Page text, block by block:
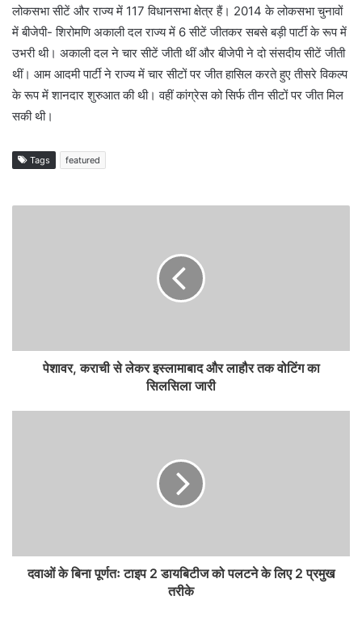
लोकसभा सीटें और राज्य में 117 विधानसभा क्षेत्र हैं। 2014 के लोकसभा चुनावों
में बीजेपी- शिरोमणि अकाली दल राज्य में 6 सीटें जीतकर सबसे बड़ी पार्टी के रूप में
उभरी थी। अकाली दल ने चार सीटें जीती थीं और बीजेपी ने दो संसदीय सीटें जीती
थीं। आम आदमी पार्टी ने राज्य में चार सीटों पर जीत हासिल करते हुए तीसरे विकल्प
के रूप में शानदार शुरुआत की थी। वहीं कांग्रेस को सिर्फ तीन सीटों पर जीत मिल
सकी थी।
Tags featured
पेशावर, कराची से लेकर इस्लामाबाद और लाहौर तक वोटिंग का
सिलसिला जारी
दवाओं के बिना पूर्णतः टाइप 2 डायबिटीज को पलटने के लिए 2 प्रमुख
तरीके